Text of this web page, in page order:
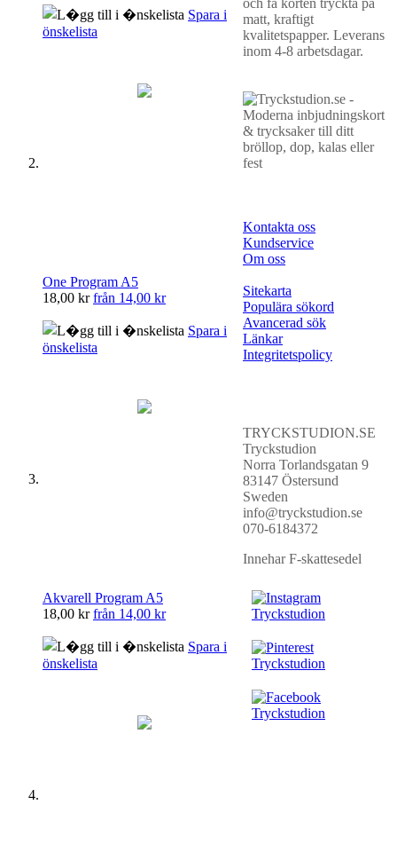
Spara i
önskelista
One Program A5
18,00 kr från 14,00 kr
Spara i
önskelista
Akvarell Program A5
18,00 kr från 14,00 kr
Spara i
önskelista
matt, kraftigt
kvalitetspapper. Leverans
inom 4-8 arbetsdagar.
Kontakta oss
Kundservice
Om oss
Sitekarta
Populära sökord
Avancerad sök
Länkar
Integritetspolicy
TRYCKSTUDION.SE
Tryckstudion
Norra Torlandsgatan 9
83147 Östersund
Sweden
info@tryckstudion.se
070-6184372
Innehar F-skattesedel